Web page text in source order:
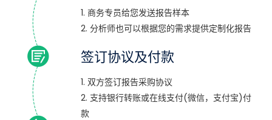
1. 商务专员给您发送报告样本
2. 分析师也可以根据您的需求提供定制化报告
签订协议及付款
1. 双方签订报告采购协议
2. 支持银行转账或在线支付(微信，支付宝)付
款